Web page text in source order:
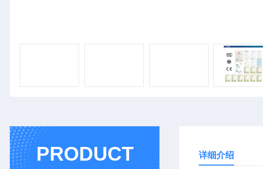
PRODUCT 详细介绍